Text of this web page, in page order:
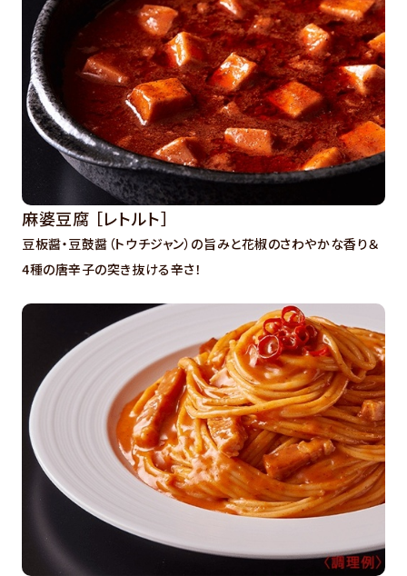
麻婆豆腐 ［レトルト］
豆板醤・豆鼓醤（トウチジャン）の旨みと花椒のさわやかな香り＆
4種の唐辛子の突き抜ける辛さ！